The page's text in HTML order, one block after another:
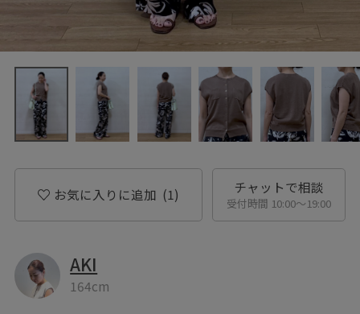
お気に入りに追加 (1) チャットで相談
受付時間 10:00〜19:00
AKI
164cm